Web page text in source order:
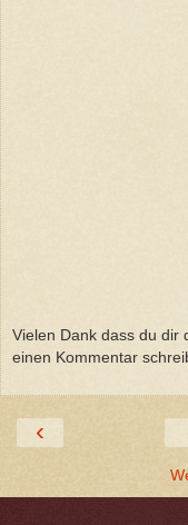
Vielen Dank dass du dir
einen Kommentar
‹